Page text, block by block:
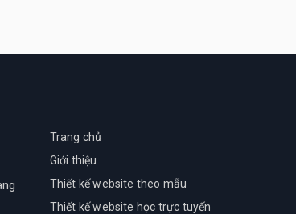
Trang chủ
Giới thiệu
Thiết kế website theo mẫu
Thiết kế website học trực tuyến